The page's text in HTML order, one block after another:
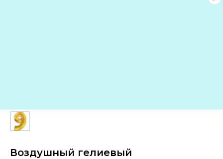
Воздушный гелиевый